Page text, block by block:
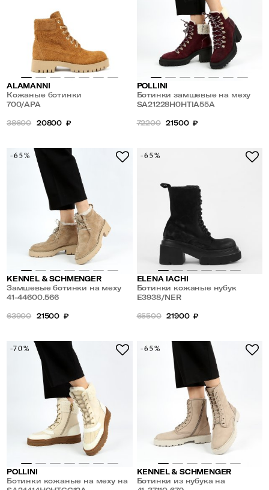
ALAMANNI
Кожаные ботинки
700/APA
38600 20800 ₽
POLLINI
Ботинки замшевые на меху
SA21228H0HTIA55A
72200 21500 ₽
-65%
KENNEL & SCHMENGER
Замшевые ботинки на меху
41-44600.566
63900 21500 ₽
-65%
ELENA IACHI
Ботинки кожаные нубук
E3938/NER
65500 21900 ₽
-70%
POLLINI
Ботинки кожаные на меху на
-65%
KENNEL & SCHMENGER
Ботинки из нубука на